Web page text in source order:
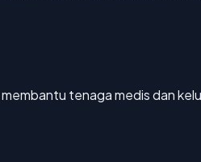
tenaga medis dan